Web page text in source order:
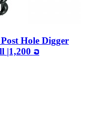
Hole Digger
|1,200 ວ